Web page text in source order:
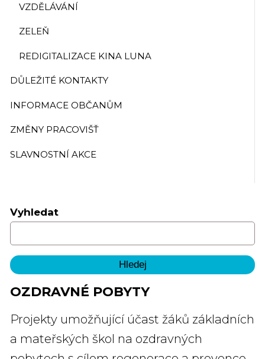
VZDĚLÁVÁNÍ
ZELEŇ
REDIGITALIZACE KINA LUNA
DŮLEŽITÉ KONTAKTY
INFORMACE OBČANŮM
ZMĚNY PRACOVIŠŤ
SLAVNOSTNÍ AKCE
Vyhledat
OZDRAVNÉ POBYTY
Projekty umožňující účast žáků základních
a mateřských škol na ozdravných